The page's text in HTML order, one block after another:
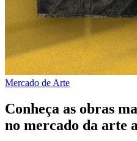
Mercado de Arte
Conheça as obras
no mercado da arte